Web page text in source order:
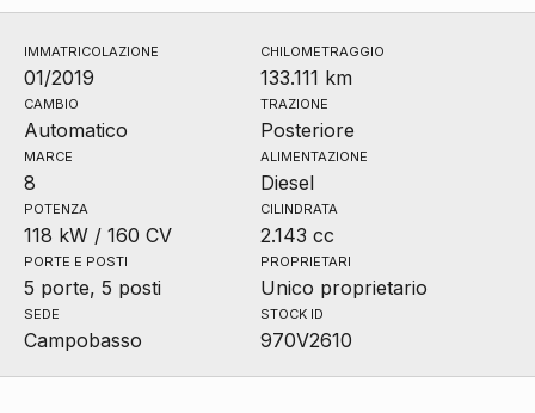
IMMATRICOLAZIONE
01/2019
CHILOMETRAGGIO
133.111 km
CAMBIO
Automatico
TRAZIONE
Posteriore
MARCE
8
ALIMENTAZIONE
Diesel
POTENZA
118 kW / 160 CV
CILINDRATA
2.143 cc
PORTE E POSTI
5 porte, 5 posti
PROPRIETARI
Unico proprietario
SEDE
Campobasso
STOCK ID
970V2610